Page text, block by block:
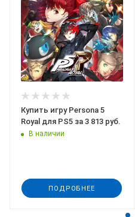
Купить игру Persona 5
Royal для PS5 за 3 813 руб.
В наличии
ПОДРОБНЕЕ